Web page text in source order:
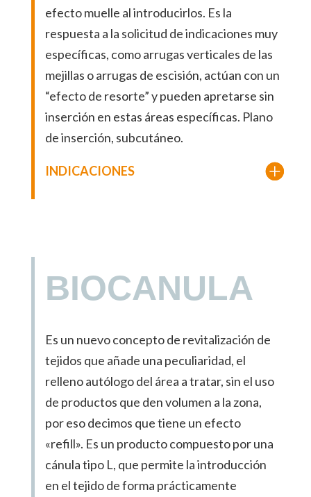
efecto muelle al introducirlos. Es la
respuesta a la solicitud de indicaciones muy
específicas, como arrugas verticales de las
mejillas o arrugas de escisión, actúan con un
“efecto de resorte” y pueden apretarse sin
inserción en estas áreas específicas. Plano
de inserción, subcutáneo.
INDICACIONES
BIOCANULA
Es un nuevo concepto de revitalización de
tejidos que añade una peculiaridad, el
relleno autólogo del área a tratar, sin el uso
de productos que den volumen a la zona,
por eso decimos que tiene un efecto
«refill». Es un producto compuesto por una
cánula tipo L, que permite la introducción
en el tejido de forma prácticamente